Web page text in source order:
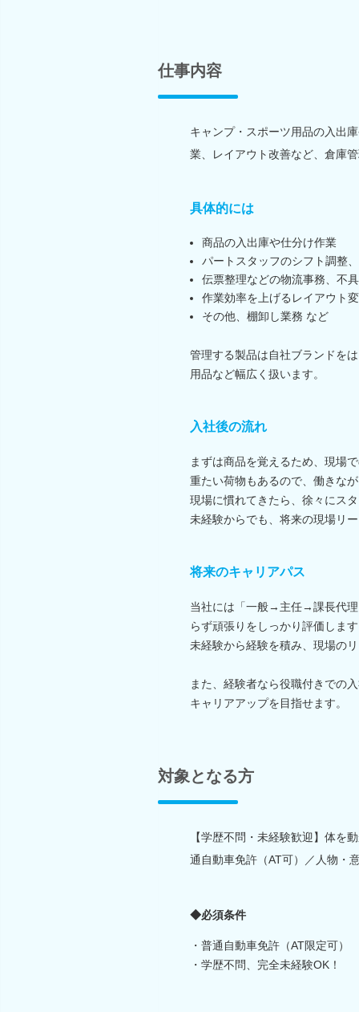
仕事内容
キャンプ・スポーツ用品の入出
業、レイアウト改善など、倉庫
具体的には
商品の入出庫や仕分け作業
パートスタッフのシフト調整
伝票整理などの物流事務、不
作業効率を上げるレイアウト
その他、棚卸し業務 など
管理する製品は自社ブランドを
用品など幅広く扱います。
入社後の流れ
まずは商品を覚えるため、現場
重たい荷物もあるので、働きな
現場に慣れてきたら、徐々にス
未経験からでも、将来の現場リ
将来のキャリアパス
当社には「一般→主任→課長代
らず頑張りをしっかり評価しま
未経験から経験を積み、現場の
また、経験者なら役職付きでの
キャリアアップを目指せます。
対象となる方
【学歴不問・未経験歓迎】体を
通自動車免許（AT可）／人物・
◆必須条件
・普通自動車免許（AT限定可）
・学歴不問、完全未経験OK！